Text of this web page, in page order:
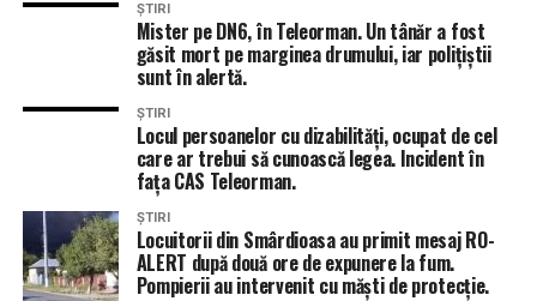
ȘTIRI
Mister pe DN6, în Teleorman. Un tânăr a fost
găsit mort pe marginea drumului, iar polițiștii
sunt în alertă.
ȘTIRI
Locul persoanelor cu dizabilități, ocupat de cel
care ar trebui să cunoască legea. Incident în
fața CAS Teleorman.
ȘTIRI
Locuitorii din Smârdioasa au primit mesaj RO-
ALERT după două ore de expunere la fum.
Pompierii au intervenit cu măști de protecție.